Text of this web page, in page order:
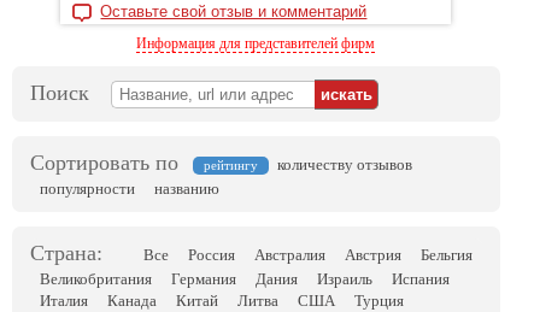
Оставьте свой отзыв и комментарий
Информация для представителей фирм
Поиск
Сортировать по рейтингу
количеству отзывов
популярности
названию
Страна: Все Россия Австралия Австрия
Бельгия
Великобритания
Германия Дания Израиль
Испания
Италия
Канада Китай Литва США
Турция